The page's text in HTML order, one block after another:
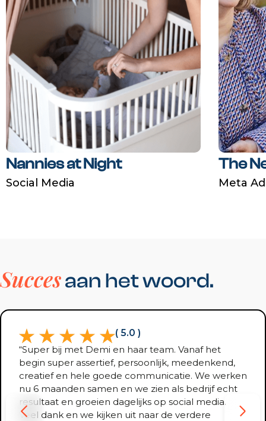
Nannies at Night
Social Media
The
Meta
Succesaan het woord.
( 5.0 )
“Super bij met Demi en haar team. Vanaf het
begin super assertief, persoonlijk, meedenkend,
creatief en hele goede communicatie. We werken
nu 6 maanden samen en we zien als bedrijf echt
resultaat en groeien dagelijks op social media.
Veel dank en we kijken uit naar de verdere